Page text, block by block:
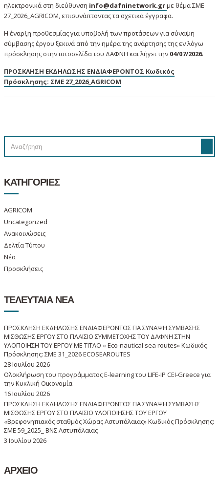
ηλεκτρονικά στη διεύθυνση info@dafninetwork.grμε θέμαΣΜΕ
27_2026_AGRICOM, επισυνάπτοντας τα σχετικά έγγραφα.
Η έναρξη προθεσμίας για υποβολή των προτάσεων για σύναψη
σύμβασης έργου ξεκινά από την ημέρα της ανάρτησης της εν λόγω
πρόσκλησης στην ιστοσελίδα του ΔΑΦΝΗ και λήγει την 04/07/2026.
ΠΡΟΣΚΛΗΣΗ ΕΚΔΗΛΩΣΗΣ ΕΝΔΙΑΦΕΡΟΝΤΟΣ Κωδικός
Πρόσκλησης: ΣΜΕ 27_2026_AGRICOM
FOR:
ΚΑΤΗΓΟΡΙΕΣ
AGRICOM
Uncategorized
Ανακοινώσεις
Δελτία Τύπου
Νέα
Προσκλήσεις
ΤΕΛΕΥΤΑΙΑ ΝΕΑ
ΠΡΟΣΚΛΗΣΗ ΕΚΔΗΛΩΣΗΣ ΕΝΔΙΑΦΕΡΟΝΤΟΣ ΓΙΑ ΣΥΝΑΨΗ ΣΥΜΒΑΣΗΣ
ΜΙΣΘΩΣΗΣ ΕΡΓΟΥ ΣΤΟ ΠΛΑΙΣΙΟ ΣΥΜΜΕΤΟΧΗΣ ΤΟΥ ΔΑΦΝΗ ΣΤΗΝ
ΥΛΟΠΟΙΗΣΗ ΤΟΥ ΕΡΓΟΥ ΜΕ ΤΙΤΛΟ « Eco-nautical sea routes» Κωδικός
Πρόσκλησης: ΣΜΕ 31_2026 ECOSEAROUTES
28 Ιουλίου 2026
Ολοκλήρωση του προγράμματος E-learning του LIFE-IP CEI-Greece για
την Κυκλική Οικονομία
16 Ιουλίου 2026
ΠΡΟΣΚΛΗΣΗ ΕΚΔΗΛΩΣΗΣ ΕΝΔΙΑΦΕΡΟΝΤΟΣ ΓΙΑ ΣΥΝΑΨΗ ΣΥΜΒΑΣΗΣ
ΜΙΣΘΩΣΗΣ ΕΡΓΟΥ ΣΤΟ ΠΛΑΙΣΙΟ ΥΛΟΠΟΙΗΣΗΣ ΤΟΥ ΕΡΓΟΥ
«Βρεφονηπιακός σταθμός Χώρας Αστυπάλαιας» Κωδικός Πρόσκλησης:
ΣΜΕ 59_2025_ ΒΝΣ Αστυπάλαιας
3 Ιουλίου 2026
ΑΡΧΕΙΟ